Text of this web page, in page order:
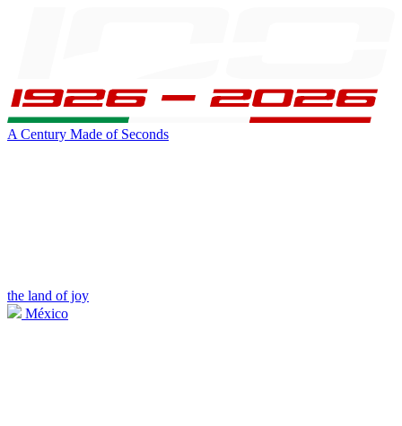
A Century Made of Seconds
the land of joy
México